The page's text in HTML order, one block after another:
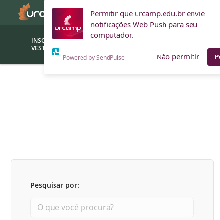
Permitir que urcamp.edu.br envie
notificações Web Push para seu
computador.
Powered by SendPulse Não permitir
INSCRIÇÕES
VESTIBULAR
BOLSAS E
Saiba como ingressar na
Pesquisar por: